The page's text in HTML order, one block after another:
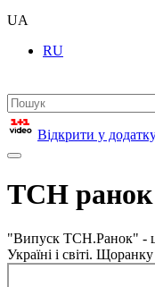
UA
RU
Відкрити у
ТСН ранок
"Випуск ТСН.Ранок" -
Україні і світі.